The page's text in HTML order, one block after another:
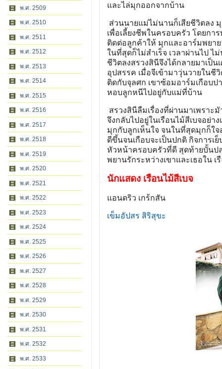
พ.ศ. 2509
พ.ศ. 2510
พ.ศ. 2511
พ.ศ. 2512
พ.ศ. 2513
พ.ศ. 2514
พ.ศ. 2515
พ.ศ. 2516
พ.ศ. 2517
พ.ศ. 2518
พ.ศ. 2519
พ.ศ. 2520
พ.ศ. 2521
พ.ศ. 2522
พ.ศ. 2523
พ.ศ. 2524
พ.ศ. 2525
พ.ศ. 2526
พ.ศ. 2527
พ.ศ. 2528
พ.ศ. 2529
พ.ศ. 2530
พ.ศ. 2531
พ.ศ. 2532
พ.ศ. 2533
และไล่มุกออกจากบ้าน
ส่วนนายแม่ไม่นานก็เสียชีวิตลง
เพื่อเลี้ยงชีพในครอบครัว โดยกา
ติดต่อลูกค้าให้ มุกและอาร์มพยา
ในที่สุดก็ไม่สำเร็จ เวลาผ่านไป
ชีวิตลงสรวงสินีจึงได้กลายมาเป็
อุปสรรค เมื่อจีเข้ามาวุ่นวายในชี
ติดกับจุลศก เขาซ้อมอาร์มเกือบป
หอบลูกหนีไปอยู่กับแม่ที่บ้าน
สรวงสินีลืมเรื่องที่ผ่านมาเพรา
จึงกลับไปอยู่ในเรือนไม้สีเบจอย่า
มุกกับลูกเห็นใจ จนในที่สุดมุกก็ใ
ดีขึ้นจนเกือบจะเป็นปกติ กิจการเ
หัวหน้าครอบครัวที่ดี สุดท้ายบั้นป
พยานรักระหว่างเขาและเธอใน เ
นักแสดง เรือนไม้สีเบจ
แอนดริว เกร้กสัน
เข็มอัปสร สิริสุขะ